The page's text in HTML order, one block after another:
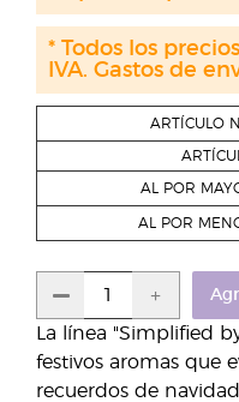
La línea "Simplified
festivos aromas que
recuerdos de
ARTÍCULO
AL POR
AL POR
* Todos los
IVA. Gastos de